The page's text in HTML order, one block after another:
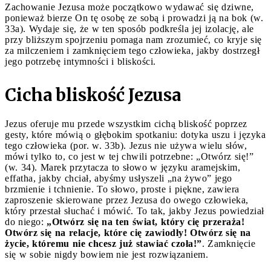
Zachowanie Jezusa może początkowo wydawać się dziwne,
ponieważ bierze On tę osobę ze sobą i prowadzi ją na bok (w.
33a). Wydaje się, że w ten sposób podkreśla jej izolację, ale
przy bliższym spojrzeniu pomaga nam zrozumieć, co kryje się
za milczeniem i zamknięciem tego człowieka, jakby dostrzegł
jego potrzebę intymności i bliskości.
Cicha bliskość Jezusa
Jezus oferuje mu przede wszystkim cichą bliskość poprzez
gesty, które mówią o głębokim spotkaniu: dotyka uszu i języka
tego człowieka (por. w. 33b). Jezus nie używa wielu słów,
mówi tylko to, co jest w tej chwili potrzebne: „Otwórz się!”
(w. 34). Marek przytacza to słowo w języku aramejskim,
effatha, jakby chciał, abyśmy usłyszeli „na żywo” jego
brzmienie i tchnienie. To słowo, proste i piękne, zawiera
zaproszenie skierowane przez Jezusa do owego człowieka,
który przestał słuchać i mówić. To tak, jakby Jezus powiedział
do niego: „Otwórz się na ten świat, który cię przeraża!
Otwórz się na relacje, które cię zawiodły! Otwórz się na
życie, któremu nie chcesz już stawiać czoła!”. Zamknięcie
się w sobie nigdy bowiem nie jest rozwiązaniem.